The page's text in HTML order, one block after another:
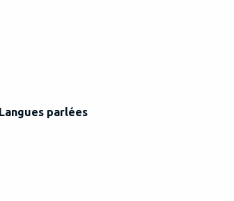
Langues parlées
Langues parlées